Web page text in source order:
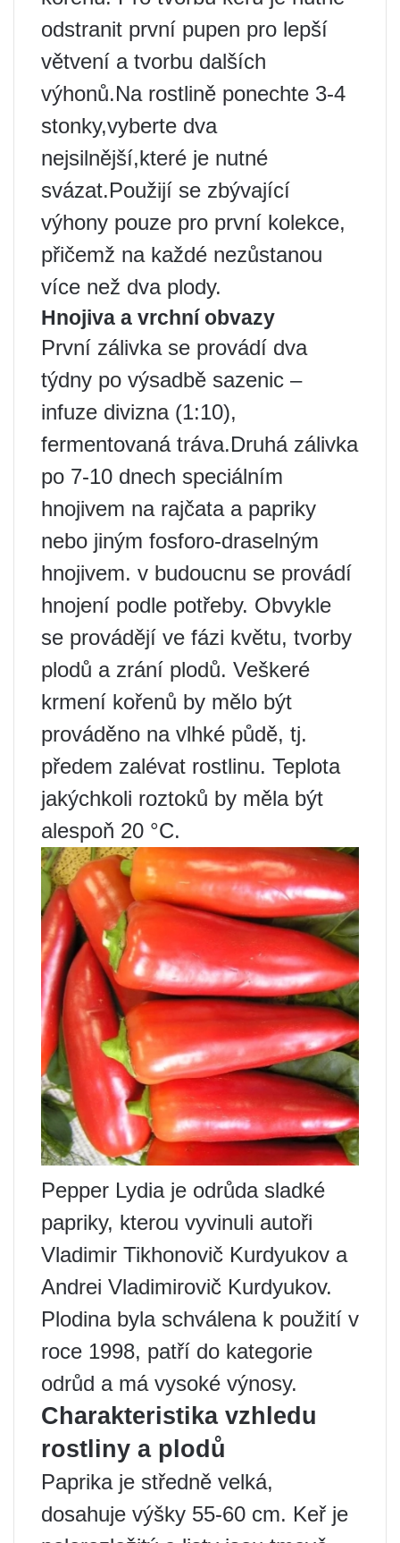
odstranit první pupen pro lepší
větvení a tvorbu dalších
výhonů.Na rostlině ponechte 3-4
stonky,vyberte dva
nejsilnější,které je nutné
svázat.Použijí se zbývající
výhony pouze pro první kolekce,
přičemž na každé nezůstanou
více než dva plody.
Hnojiva a vrchní obvazy
První zálivka se provádí dva
týdny po výsadbě sazenic –
infuze divizna (1:10),
fermentovaná tráva.Druhá zálivka
po 7-10 dnech speciálním
hnojivem na rajčata a papriky
nebo jiným fosforo-draselným
hnojivem. v budoucnu se provádí
hnojení podle potřeby. Obvykle
se provádějí ve fázi květu, tvorby
plodů a zrání plodů. Veškeré
krmení kořenů by mělo být
prováděno na vlhké půdě, tj.
předem zalévat rostlinu. Teplota
jakýchkoli roztoků by měla být
alespoň 20 °C.
Pepper Lydia je odrůda sladké
papriky, kterou vyvinuli autoři
Vladimir Tikhonovič Kurdyukov a
Andrei Vladimirovič Kurdyukov.
Plodina byla schválena k použití v
roce 1998, patří do kategorie
odrůd a má vysoké výnosy.
Charakteristika vzhledu
rostliny a plodů
Paprika je středně velká,
dosahuje výšky 55-60 cm. Keř je